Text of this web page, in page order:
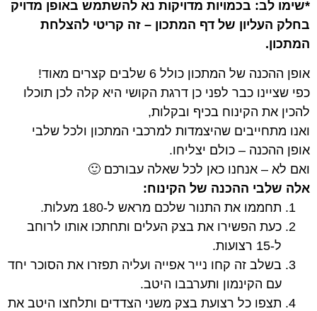
*שימו לב: בכמויות מדויקות נא להשתמש באופן מדויק
בחלק העליון של דף המתכון – זה קריטי להצלחת
המתכון.
אופן ההכנה של המתכון כולל 6 שלבים קצרים מאוד!
כפי שציינו כבר לפני כן דרגת הקושי היא קלה לכן תוכלו
להכין את הקינוח בכיף ובקלות,
ואנו מתחייבים שהיצמדות למרכבי המתכון ולכל שלבי
אופן ההכנה – כולם יצליחו.
ואם לא – אנחנו כאן לכל שאלה עבורכם 🙂
אלה שלבי ההכנה של הקינוח:
תחממו את התנור שלכם מראש ל-180 מעלות.
כעת הפשירו את בצק העלים ותחתכו אותו לרוחב
ל-15 רצועות.
בשלב זה קחו נייר אפייה ועליה תפזרו את הסוכר יחד
עם הקינמון ותערבבו היטב.
תצפו כל רצועת בצק משני הצדדים ותלחצו היטב את